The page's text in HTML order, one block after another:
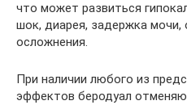
что может развиться
шок, диарея, задержка мочи,
осложнения.
При наличии любого из
эффектов беродуал